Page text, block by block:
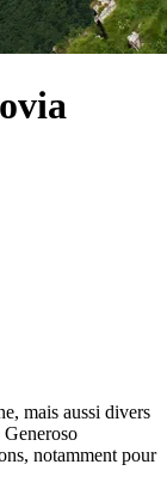
mais aussi divers
notamment pour